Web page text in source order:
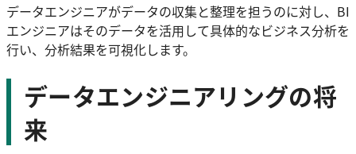
データエンジニアがデータの収集と整理を担うのに対し、BI
エンジニアはそのデータを活用して具体的なビジネス分析を
行い、分析結果を可視化します。
データエンジニアリングの将
来